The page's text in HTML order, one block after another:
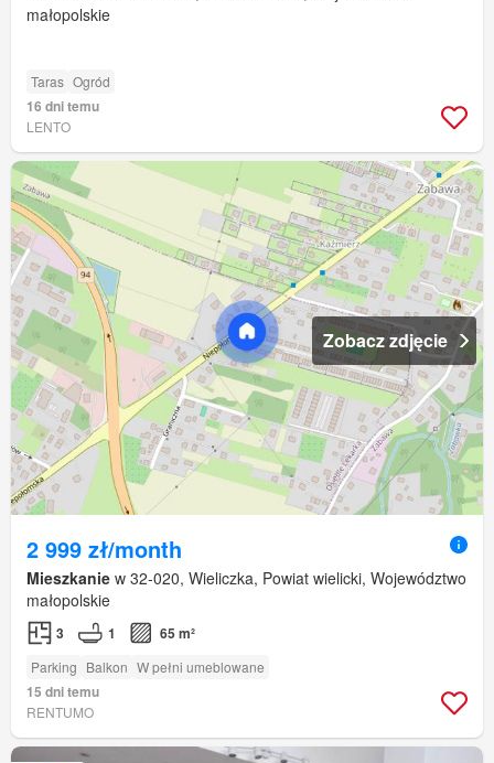
małopolskie
Taras Ogród
16 dni temu
LENTO
Zobacz zdjęcie
2 999 zł/month
Mieszkanie w 32-020, Wieliczka, Powiat wielicki, Województwo
małopolskie
3 1 65 m²
Parking Balkon W pełni umeblowane
15 dni temu
RENTUMO